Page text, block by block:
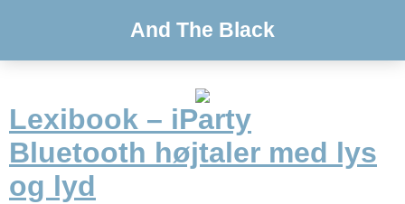
And The Black
Lexibook – iParty
Bluetooth højtaler med lys
og lyd